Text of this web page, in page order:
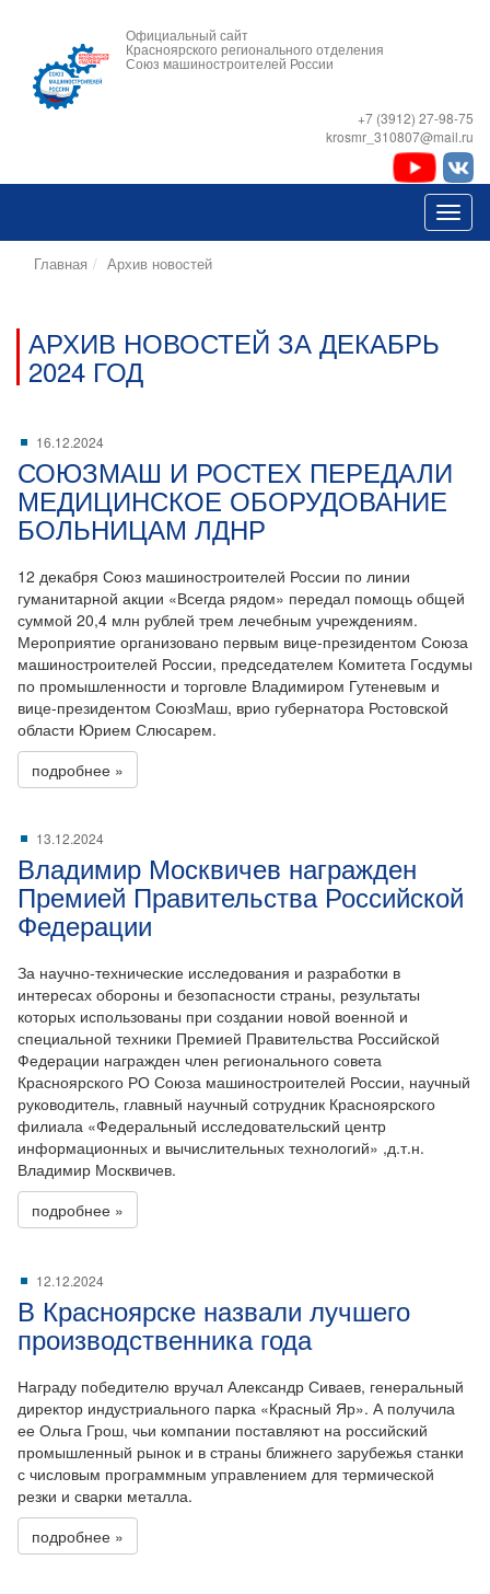
Официальный сайт
Красноярского регионального отделения
Союз машиностроителей России
+7 (3912) 27-98-75
krosmr_310807@mail.ru
Главная Архив новостей
АРХИВ НОВОСТЕЙ ЗА ДЕКАБРЬ
2024 ГОД
16.12.2024
СОЮЗМАШ И РОСТЕХ ПЕРЕДАЛИ
МЕДИЦИНСКОЕ ОБОРУДОВАНИЕ
БОЛЬНИЦАМ ЛДНР
12 декабря Союз машиностроителей России по линии
гуманитарной акции «Всегда рядом» передал помощь общей
суммой 20,4 млн рублей трем лечебным учреждениям.
Мероприятие организовано первым вице-президентом Союза
машиностроителей России, председателем Комитета Госдумы
по промышленности и торговле Владимиром Гутеневым и
вице-президентом СоюзМаш, врио губернатора Ростовской
области Юрием Слюсарем.
подробнее »
13.12.2024
Владимир Москвичев награжден
Премией Правительства Российской
Федерации
За научно-технические исследования и разработки в
интересах обороны и безопасности страны, результаты
которых использованы при создании новой военной и
специальной техники Премией Правительства Российской
Федерации награжден член регионального совета
Красноярского РО Союза машиностроителей России, научный
руководитель, главный научный сотрудник Красноярского
филиала «Федеральный исследовательский центр
информационных и вычислительных технологий» ,д.т.н.
Владимир Москвичев.
подробнее »
12.12.2024
В Красноярске назвали лучшего
производственника года
Награду победителю вручал Александр Сиваев, генеральный
директор индустриального парка «Красный Яр». А получила
ее Ольга Грош, чьи компании поставляют на российский
промышленный рынок и в страны ближнего зарубежья станки
с числовым программным управлением для термической
резки и сварки металла.
подробнее »